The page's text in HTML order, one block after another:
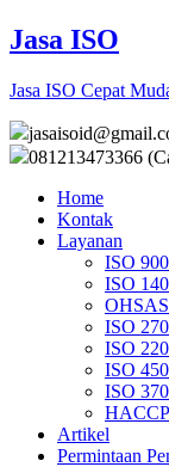
Jasa ISO
Jasa ISO Cepat
081213473366
Home
Kontak
Layanan
ISO
ISO
ISO
ISO
ISO
ISO
HACCP
Artikel
Permintaan